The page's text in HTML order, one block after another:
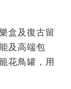
盒及復古留
及高端包
花鳥罐，用